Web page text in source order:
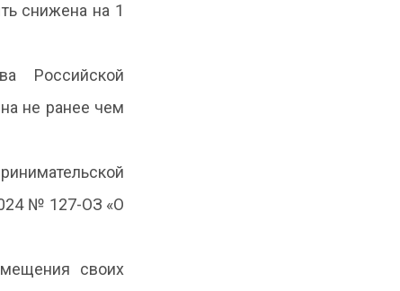
снижена на 1
Российской
не ранее чем
№ 127-ОЗ «О
своих